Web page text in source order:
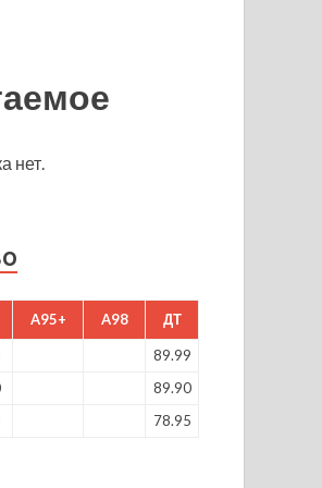
нет.
A95+ A98 ДТ
89.99
89.90
78.95